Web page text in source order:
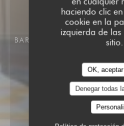
haciendo clic
cookie en la
izquierda de
sitio.
OK,
Denegar todas
BAR RESTAURANT